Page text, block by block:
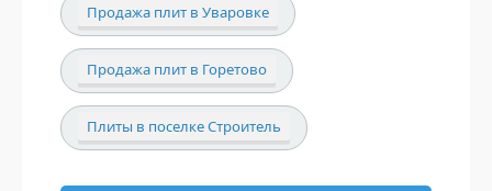
Продажа плит в Уваровке
Продажа плит в Горетово
Плиты в поселке Строитель